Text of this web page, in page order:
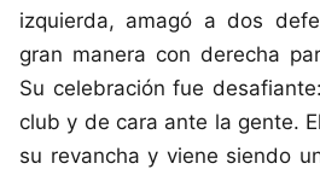
izquierda, amagó a dos
gran manera con derecha
Su celebración fue
club y de cara ante la gente.
su revancha y viene siendo